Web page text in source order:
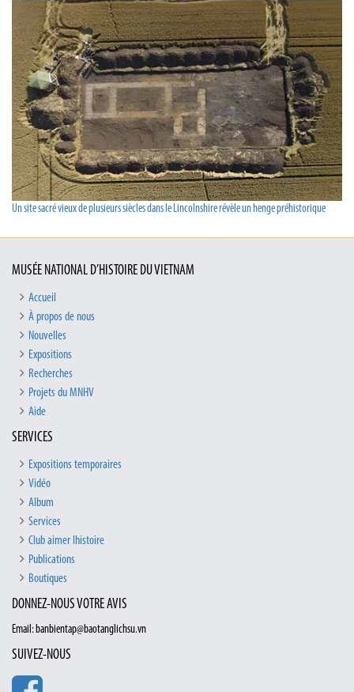
Un site sacré vieux de plusieurs siècles dans le Lincolnshire révèle un henge préhistorique
MUSÉE NATIONAL D’HISTOIRE DU VIETNAM
Accueil
À propos de nous
Nouvelles
Expositions
Recherches
Projets du MNHV
Aide
SERVICES
Expositions temporaires
Vidéo
Album
Services
Club aimer lhistoire
Publications
Boutiques
DONNEZ-NOUS VOTRE AVIS
Email: banbientap@baotanglichsu.vn
SUIVEZ-NOUS